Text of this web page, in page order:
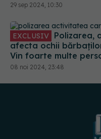
29 sep 2024, 10:30
EXCLUSIV
afecta ochii
Vin foarte multe
08 noi 2024, 23:48